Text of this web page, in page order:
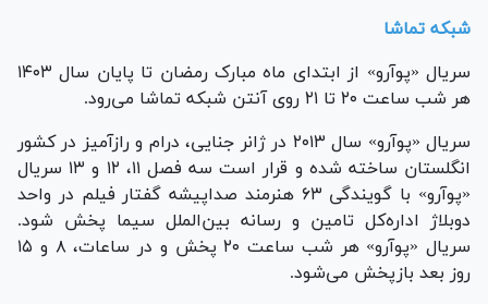
شبکه تماشا
سریال «پوآرو» از ابتدای ماه مبارک رمضان تا پایان سال ۱۴۰۳
هر شب ساعت ۲۰ تا ۲۱ روی آنتن شبکه تماشا می‌رود.
سریال «پوآرو» سال ۲۰۱۳ در ژانر جنایی، درام و رازآمیز در کشور
انگلستان ساخته شده و قرار است سه فصل ۱۱، ۱۲ و ۱۳ سریال
«پوآرو» با گویندگی ۶۳ هنرمند صداپیشه گفتار فیلم در واحد
دوبلاژ اداره‌کل تامین و رسانه بین‌الملل سیما پخش شود.
سریال «پوآرو» هر شب ساعت ۲۰ پخش و در ساعات، ۸ و ۱۵
روز بعد بازپخش می‌شود.